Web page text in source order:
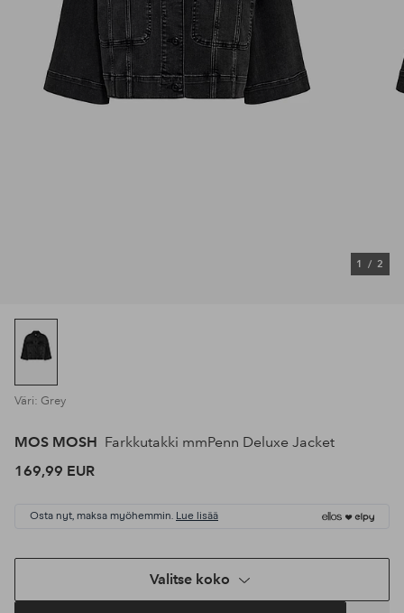
1 / 2
Väri: Grey
MOS MOSH Farkkutakki mmPenn Deluxe Jacket
169,99 EUR
Osta nyt, maksa myöhemmin. Lue lisää
Valitse koko